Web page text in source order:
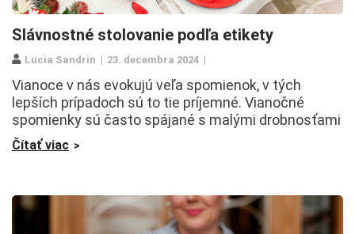
Slávnostné stolovanie podľa etikety
Lucia Sandrin 23. decembra 2024
Vianoce v nás evokujú veľa spomienok, v tých
lepších prípadoch sú to tie príjemné. Vianočné
spomienky sú často spájané s malými drobnosťami
Čítať viac